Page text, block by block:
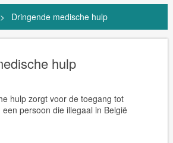
> Dringende medische hulp
hulp
hulp zorgt voor de toegang tot
persoon die illegaal in België